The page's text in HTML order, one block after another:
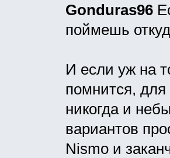
Gonduras96
поймешь
И если уж на
помнится, для
никогда и
вариантов
Nismo и